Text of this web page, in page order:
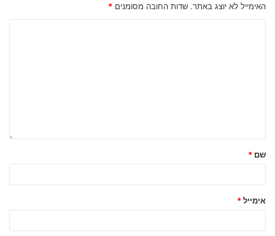
האימייל לא יוצג באתר. שדות החובה מסומנים *
שם *
אימייל *